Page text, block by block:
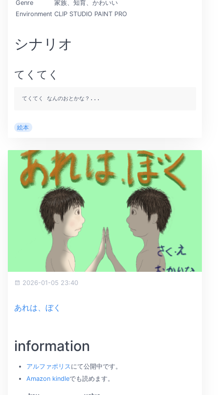
Genre
家族、知育、かわいい
Environment CLIP STUDIO PAINT PRO
シナリオ
てくてく
てくてく なんのおとかな？...
絵本
2026-01-05 23:40
あれは、ぼく
information
アルファポリス にて公開中です。
Amazon kindleでも読めます。